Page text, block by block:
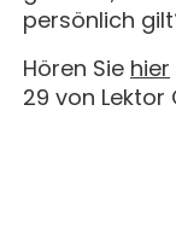
persönlich
Hören Sie hier
29 von Lektor